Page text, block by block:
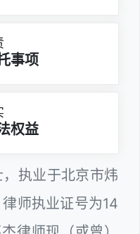
事项
权益
执业于北京市炜
师执业证号为14